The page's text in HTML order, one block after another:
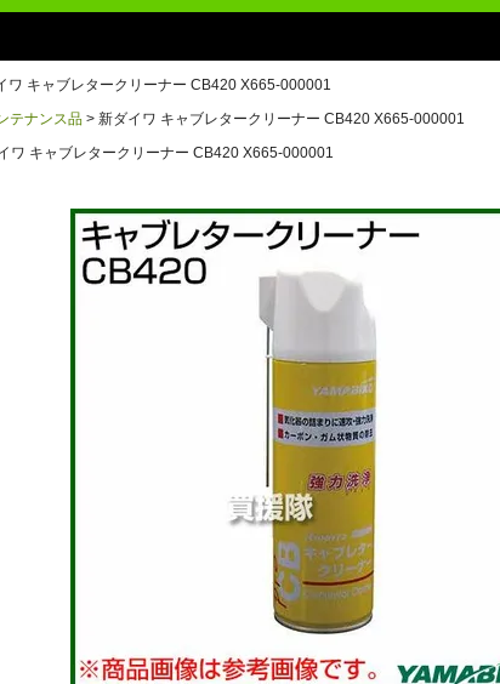
ワ キャブレタークリーナー CB420 X665-000001
テナンス品
新ダイワ キャブレタークリーナー CB420 X665-000001
ワ キャブレタークリーナー CB420 X665-000001